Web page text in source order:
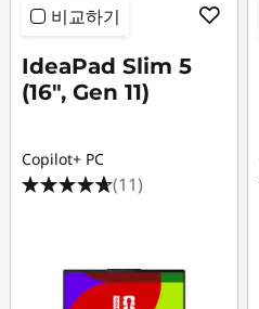
비교하기
IdeaPad Slim 5
(16", Gen 11)
Copilot+ PC
(11)